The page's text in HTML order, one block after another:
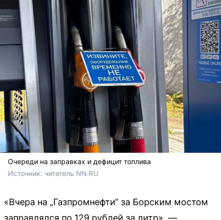
Очереди на заправках и дефицит топлива
Источник: читатель NN.RU
«Вчера на „Газпромнефти“ за Борским мостом
заправлялся по 129 рублей за литр», —